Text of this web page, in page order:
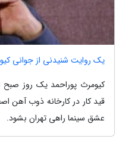
یک روایت شنیدنی از جوانی
کیومرث پوراحمد یک روز
قید کار در کارخانه ذوب آهن
عشق سینما راهی تهران بشود.